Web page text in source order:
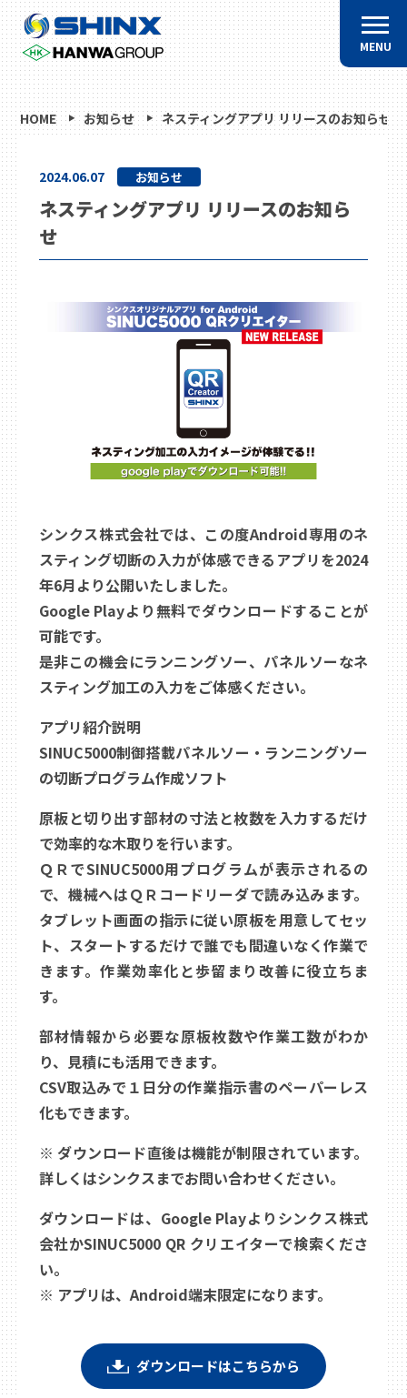
MENU
HOME お知らせ ネスティングアプリ リリースのお知らせ
2024.06.07 お知らせ
ネスティングアプリ リリースのお知ら
せ
シンクス株式会社では、この度Android専用のネ
スティング切断の入力が体感できるアプリを2024
年6月より公開いたしました。
Google Playより無料でダウンロードすることが
可能です。
是非この機会にランニングソー、パネルソーなネ
スティング加工の入力をご体感ください。
アプリ紹介説明
SINUC5000制御搭載パネルソー・ランニングソー
の切断プログラム作成ソフト
原板と切り出す部材の寸法と枚数を入力するだけ
で効率的な木取りを行います。
ＱＲでSINUC5000用プログラムが表示されるの
で、機械へはＱＲコードリーダで読み込みます。
タブレット画面の指示に従い原板を用意してセッ
ト、スタートするだけで誰でも間違いなく作業で
きます。作業効率化と歩留まり改善に役立ちま
す。
部材情報から必要な原板枚数や作業工数がわか
り、見積にも活用できます。
CSV取込みで１日分の作業指示書のペーパーレス
化もできます。
※ ダウンロード直後は機能が制限されています。
詳しくはシンクスまでお問い合わせください。
ダウンロードは、Google Playよりシンクス株式
会社かSINUC5000 QR クリエイターで検索くださ
い。
※ アプリは、Android端末限定になります。
ダウンロードはこちらから